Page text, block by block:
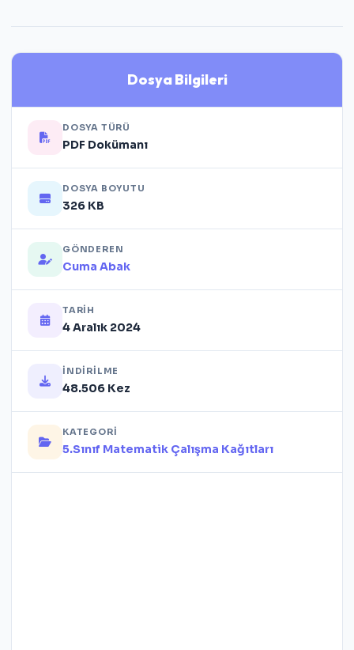
Dosya Bilgileri
DOSYA TÜRÜ
PDF Dokümanı
DOSYA BOYUTU
326 KB
GÖNDEREN
Cuma Abak
TARIH
4 Aralık 2024
İNDIRILME
48.506 Kez
KATEGORI
5.Sınıf Matematik Çalışma Kağıtları